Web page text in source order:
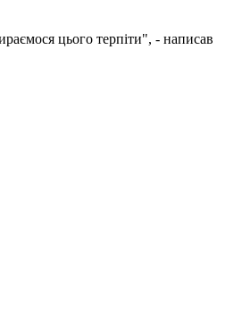
цього терпіти", - написав